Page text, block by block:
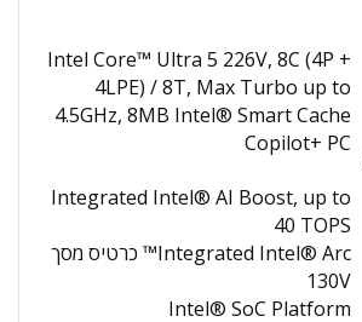
Intel Core™ Ultra 5 226V, 8C (4P +
4LPE) / 8T, Max Turbo up to
4.5GHz, 8MB Intel® Smart Cache
Copilot+ PC
Integrated Intel® AI Boost, up to
40 TOPS
Integrated Intel® Arc™ כרטיס מסך
130V
Intel® SoC Platform